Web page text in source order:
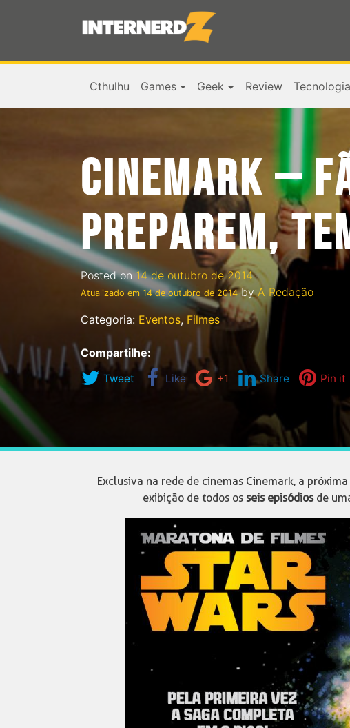
Cthulhu Games Geek Review Tecnologia
CINEMARK –
PREPAREM,
Posted on14 de outubro de 2014
Atualizado em14 de outubro de 2014byA Redação
Categoria: Eventos, Filmes
Compartilhe:
Tweet Like +1 Share Pin it
Exclusiva na rede de cinemas Cinemark, a
exibição de todos osseis episódiosde